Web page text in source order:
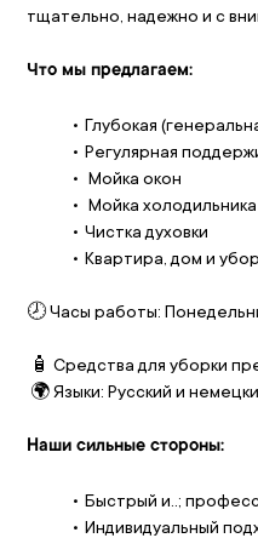
тщательно, надежно и с
Что мы предлагаем:
Глубокая
Регулярная
Мойка окон
Мойка холодильника
Чистка духовки
Квартира, дом и
🕗 Часы работы:
🧴 Средства для уборки
🌍 Языки: Русский и
Наши сильные стороны:
Быстрый и..;
Индивидуальный